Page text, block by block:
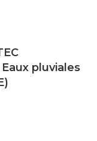
pluviales